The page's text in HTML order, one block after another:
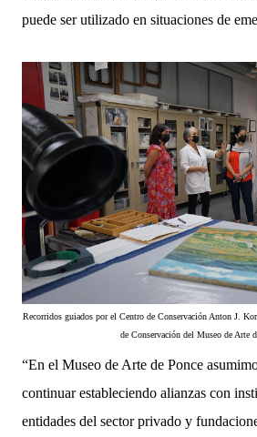
puede ser utilizado en situaciones de
Recorridos guiados por el Centro de Conservación Anton J.
de Conservación del Museo de Arte
“En el Museo de Arte de Ponce
continuar estableciendo alianzas con
entidades del sector privado y